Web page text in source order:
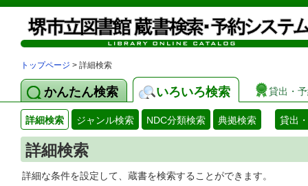
トップページ > 詳細検索
かんたん検索 いろいろ検索 貸出・
詳細検索 ジャンル検索 NDC分類検索 典拠検索 貸出
詳細検索
詳細な条件を設定して、蔵書を検索することができます。